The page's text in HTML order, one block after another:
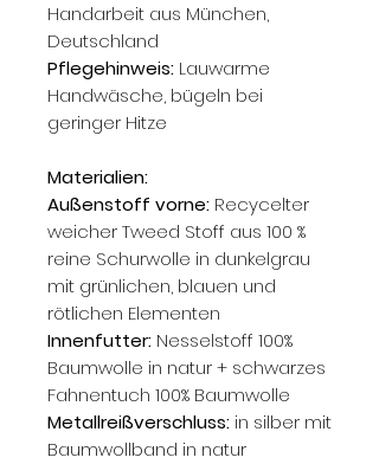
Handarbeit aus München,
Deutschland
Pflegehinweis: Lauwarme
Handwäsche, bügeln bei
geringer Hitze
Materialien:
Außenstoff vorne: Recycelter
weicher Tweed Stoff aus 100 %
reine Schurwolle in dunkelgrau
mit grünlichen, blauen und
rötlichen Elementen
Innenfutter: Nesselstoff 100%
Baumwolle in natur + schwarzes
Fahnentuch 100% Baumwolle
Metallreißverschluss: in silber mit
Baumwollband in natur